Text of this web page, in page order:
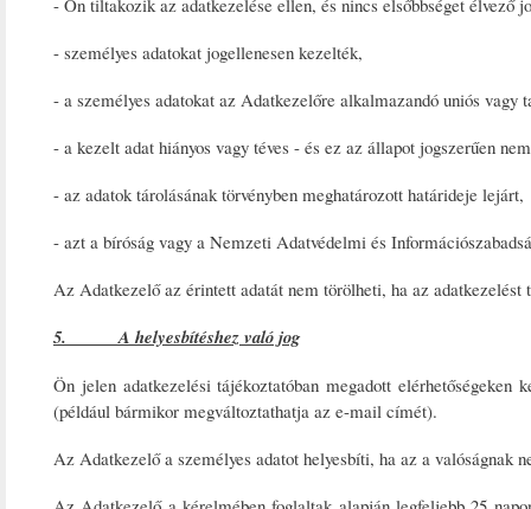
- Ön tiltakozik az adatkezelése ellen, és nincs elsőbbséget élvező
- személyes adatokat jogellenesen kezelték,
- a személyes adatokat az Adatkezelőre alkalmazandó uniós
- a kezelt adat hiányos vagy téves - és ez az állapot jogszerűen
- az adatok tárolásának törvényben meghatározott határideje lejárt,
- azt a bíróság vagy a Nemzeti Adatvédelmi és
Az Adatkezelő az érintett adatát nem törölheti, ha az adatkezelést
5. A helyesbítéshez való jog
Ön jelen adatkezelési tájékoztatóban megadott
(például bármikor megváltoztathatja az e-mail címét).
Az Adatkezelő a személyes adatot helyesbíti, ha az a valóságnak